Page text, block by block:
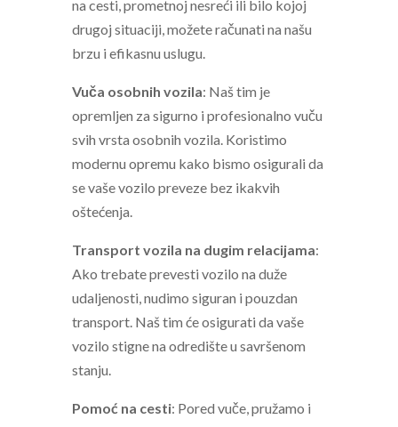
na cesti, prometnoj nesreći ili bilo kojoj
drugoj situaciji, možete računati na našu
brzu i efikasnu uslugu.
Vuča osobnih vozila: Naš tim je
opremljen za sigurno i profesionalno vuču
svih vrsta osobnih vozila. Koristimo
modernu opremu kako bismo osigurali da
se vaše vozilo preveze bez ikakvih
oštećenja.
Transport vozila na dugim relacijama:
Ako trebate prevesti vozilo na duže
udaljenosti, nudimo siguran i pouzdan
transport. Naš tim će osigurati da vaše
vozilo stigne na odredište u savršenom
stanju.
Pomoć na cesti: Pored vuče, pružamo i